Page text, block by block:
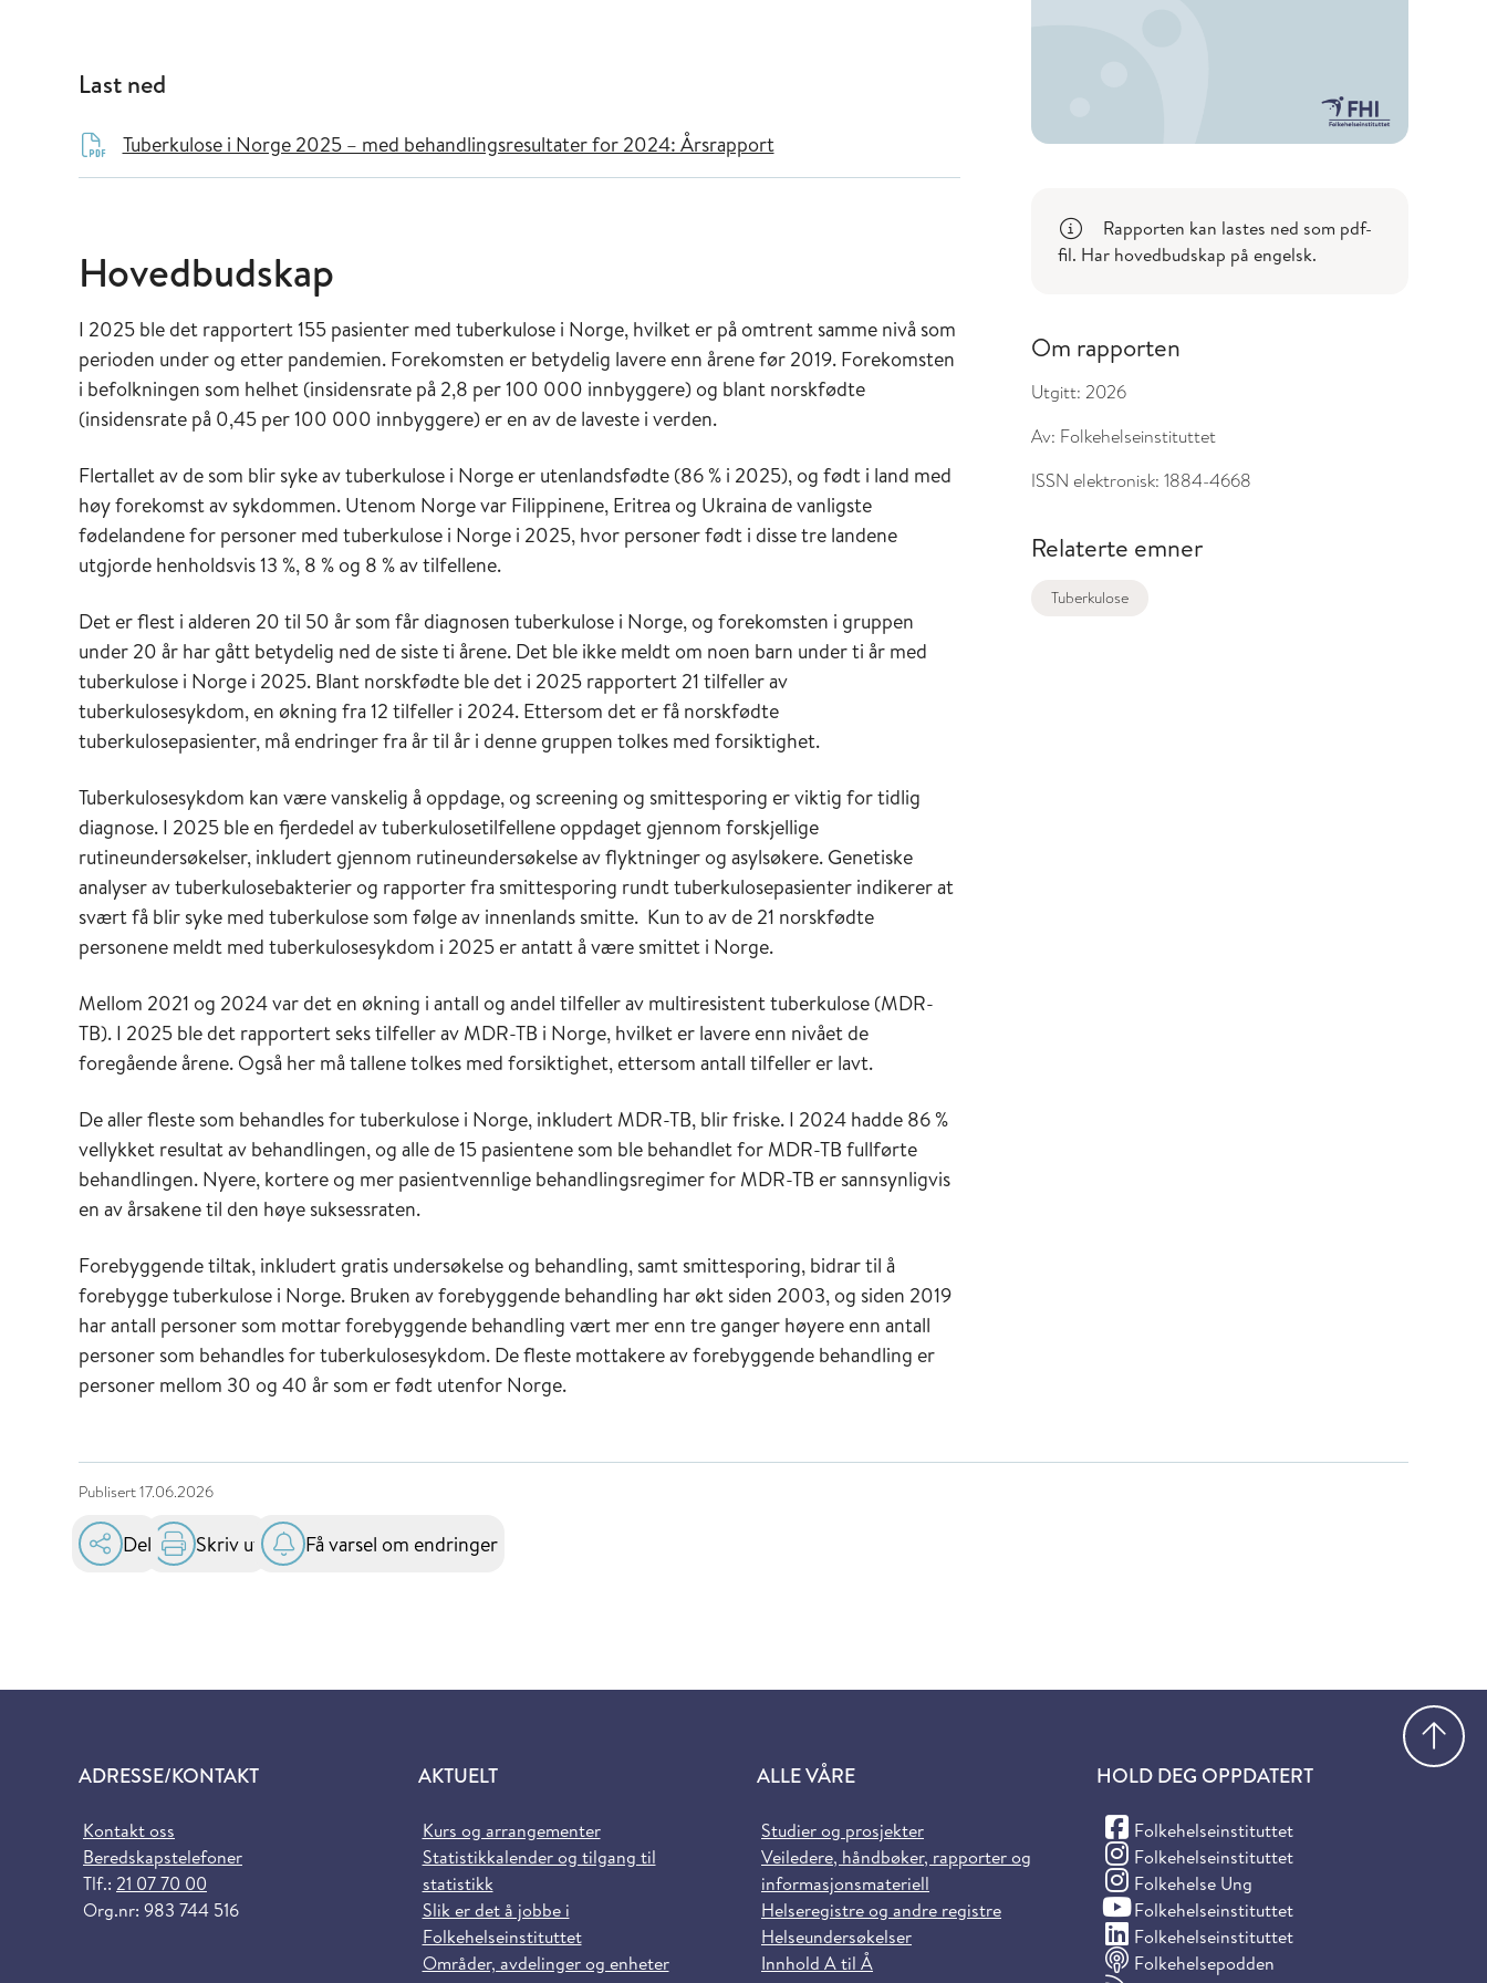
Last ned
Tuberkulose i Norge 2025 – med behandlingsresultater for 2024: Årsrapport
Hovedbudskap
I 2025 ble det rapportert 155 pasienter med tuberkulose i Norge, hvilket er på omtrent samme nivå som
perioden under og etter pandemien. Forekomsten er betydelig lavere enn årene før 2019. Forekomsten
i befolkningen som helhet (insidensrate på 2,8 per 100 000 innbyggere) og blant norskfødte
(insidensrate på 0,45 per 100 000 innbyggere) er en av de laveste i verden.
Flertallet av de som blir syke av tuberkulose i Norge er utenlandsfødte (86 % i 2025), og født i land med
høy forekomst av sykdommen. Utenom Norge var Filippinene, Eritrea og Ukraina de vanligste
fødelandene for personer med tuberkulose i Norge i 2025, hvor personer født i disse tre landene
utgjorde henholdsvis 13 %, 8 % og 8 % av tilfellene.
Det er flest i alderen 20 til 50 år som får diagnosen tuberkulose i Norge, og forekomsten i gruppen
under 20 år har gått betydelig ned de siste ti årene. Det ble ikke meldt om noen barn under ti år med
tuberkulose i Norge i 2025. Blant norskfødte ble det i 2025 rapportert 21 tilfeller av
tuberkulosesykdom, en økning fra 12 tilfeller i 2024. Ettersom det er få norskfødte
tuberkulosepasienter, må endringer fra år til år i denne gruppen tolkes med forsiktighet.
Tuberkulosesykdom kan være vanskelig å oppdage, og screening og smittesporing er viktig for tidlig
diagnose. I 2025 ble en fjerdedel av tuberkulosetilfellene oppdaget gjennom forskjellige
rutineundersøkelser, inkludert gjennom rutineundersøkelse av flyktninger og asylsøkere. Genetiske
analyser av tuberkulosebakterier og rapporter fra smittesporing rundt tuberkulosepasienter indikerer at
svært få blir syke med tuberkulose som følge av innenlands smitte. Kun to av de 21 norskfødte
personene meldt med tuberkulosesykdom i 2025 er antatt å være smittet i Norge.
Mellom 2021 og 2024 var det en økning i antall og andel tilfeller av multiresistent tuberkulose (MDR-
TB). I 2025 ble det rapportert seks tilfeller av MDR-TB i Norge, hvilket er lavere enn nivået de
foregående årene. Også her må tallene tolkes med forsiktighet, ettersom antall tilfeller er lavt.
De aller fleste som behandles for tuberkulose i Norge, inkludert MDR-TB, blir friske. I 2024 hadde 86 %
vellykket resultat av behandlingen, og alle de 15 pasientene som ble behandlet for MDR-TB fullførte
behandlingen. Nyere, kortere og mer pasientvennlige behandlingsregimer for MDR-TB er sannsynligvis
en av årsakene til den høye suksessraten.
Forebyggende tiltak, inkludert gratis undersøkelse og behandling, samt smittesporing, bidrar til å
forebygge tuberkulose i Norge. Bruken av forebyggende behandling har økt siden 2003, og siden 2019
har antall personer som mottar forebyggende behandling vært mer enn tre ganger høyere enn antall
personer som behandles for tuberkulosesykdom. De fleste mottakere av forebyggende behandling er
personer mellom 30 og 40 år som er født utenfor Norge.
Rapporten kan lastes ned som pdf-
fil. Har hovedbudskap på engelsk.
Om rapporten
Utgitt: 2026
Av: Folkehelseinstituttet
ISSN elektronisk: 1884-4668
Relaterte emner
Tuberkulose
Publisert17.06.2026
Del Skriv ut Få varsel om endringer
ADRESSE/KONTAKT
Kontakt oss
Beredskapstelefoner
Tlf.: 21 07 70 00
Org.nr: 983 744 516
AKTUELT
Kurs og arrangementer
Statistikkalender og tilgang til
statistikk
Slik er det å jobbe i
Folkehelseinstituttet
Områder, avdelinger og enheter
ALLE VÅRE
Studier og prosjekter
Veiledere, håndbøker, rapporter og
informasjonsmateriell
Helseregistre og andre registre
Helseundersøkelser
Innhold A til Å
HOLD DEG OPPDATERT
Folkehelseinstituttet
(Facebook)
Folkehelseinstituttet
(Instagram)
Folkehelse Ung
(Instagram)
Folkehelseinstituttet
(YouTube)
Folkehelseinstituttet
(LinkedIn)
Folkehelsepodden